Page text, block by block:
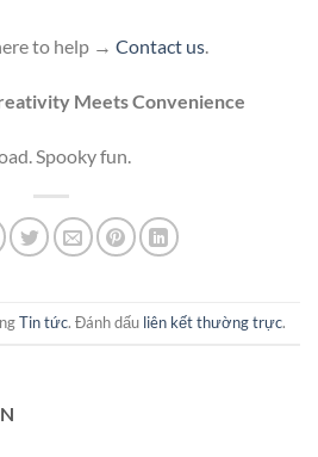
to help → Contact us.
Meets Convenience
Spooky fun.
Tin tức. Đánh dấu liên kết thường trực.